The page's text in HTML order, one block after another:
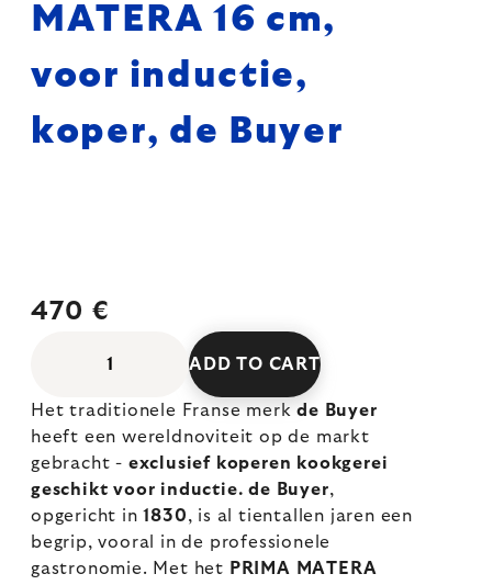
MATERA 16 cm,
voor inductie,
koper, de Buyer
470 €
ADD TO CART
Het traditionele Franse merkde Buyer
heeft een wereldnoviteit op de markt
gebracht - exclusief koperen kookgerei
geschikt voor inductie. de Buyer,
opgericht in1830, is al tientallen jaren een
begrip, vooral in de professionele
gastronomie. Met het PRIMA MATERA